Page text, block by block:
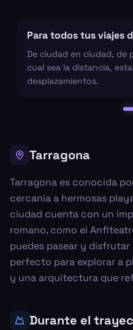
Para todos tus viajes
De ciudad en ciudad, de
cual sea la distancia,
desplazamientos.
Tarragona
Tarragona es conocida
cercanía a hermosas
ciudad cuenta con un
romano, como el
puedes pasear y disfrutar
perfecto para explorar a
y una arquitectura que
Durante el